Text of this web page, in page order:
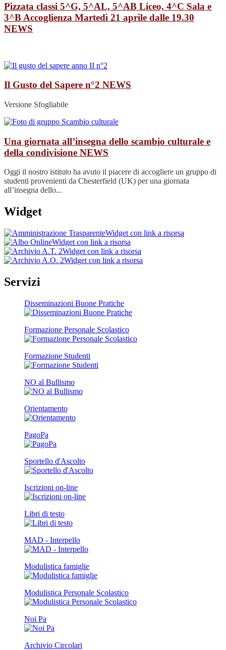
Pizzata classi 5^G, 5^AL, 5^AB Liceo, 4^C Sala e
3^B Accoglienza Martedì 21 aprile dalle 19.30
NEWS
Il Gusto del Sapere n°2 NEWS
Versione Sfogliabile
Una giornata all’insegna dello scambio culturale e
della condivisione NEWS
Oggi il nostro istituto ha avuto il piacere di accogliere un gruppo di
studenti provenienti da Chesterfield (UK) per una giornata
all’insegna dello...
Widget
Widget con link a risorsa
Widget con link a risorsa
Widget con link a risorsa
Widget con link a risorsa
Servizi
Disseminazioni Buone Pratiche
Formazione Personale Scolastico
Formazione Studenti
NO al Bullismo
Orientamento
PagoPa
Sportello d'Ascolto
Iscrizioni on-line
Libri di testo
MAD - Interpello
Modulistica famiglie
Modulistica Personale Scolastico
Noi Pa
Archivio Circolari